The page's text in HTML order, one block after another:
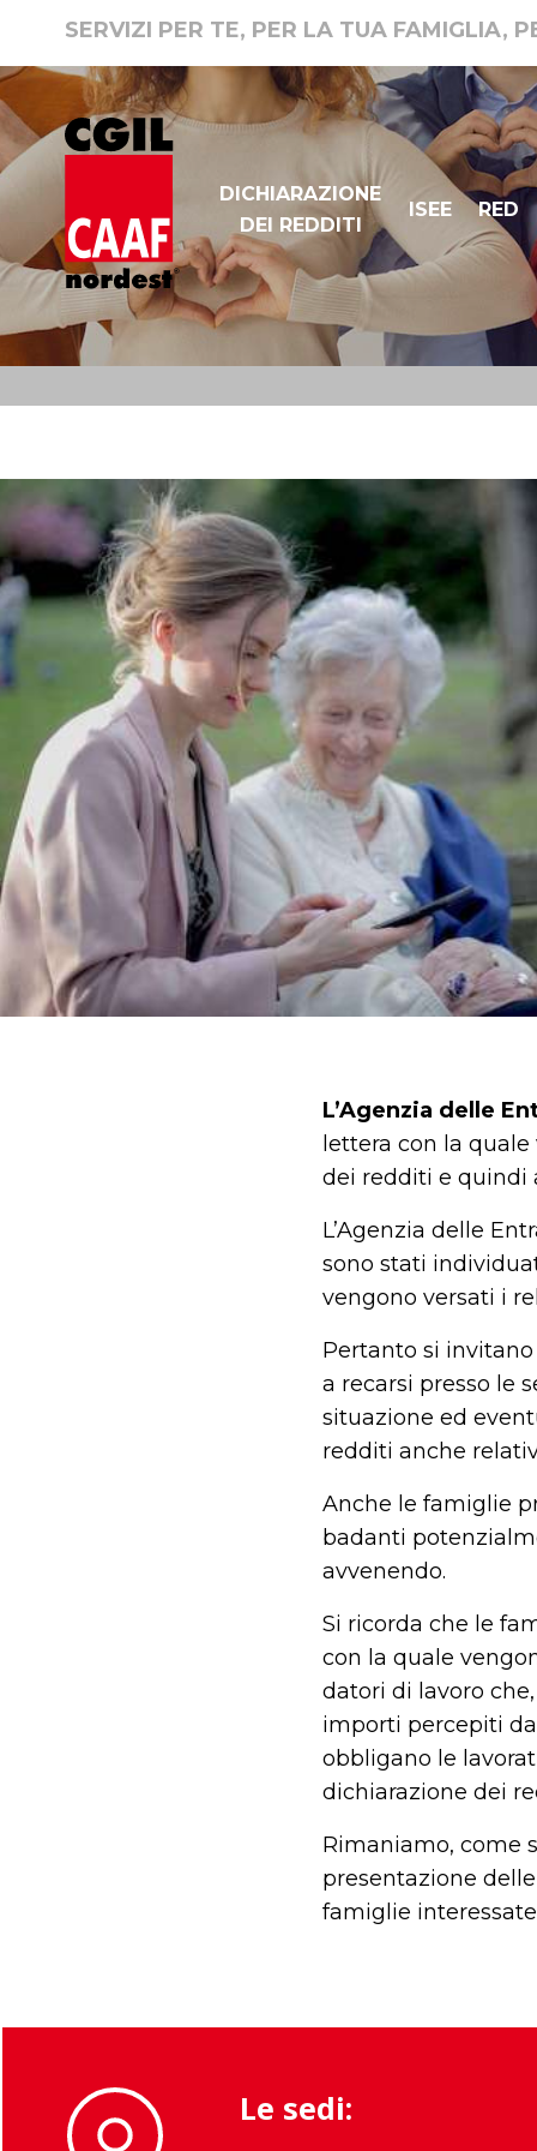
SERVIZI PER TE, PER LA TUA FAMIGLIA,
DICHIARAZIONE
DEI REDDITI
ISEE
RED
L’Agenzia delle
lettera con la
dei redditi e quindi
L’Agenzia delle
sono stati
vengono versati i
Pertanto si
a recarsi presso le
situazione ed
redditi anche
Anche le famiglie
badanti
avvenendo.
Si ricorda che le
con la quale
datori di lavoro
importi percepiti
obbligano le
dichiarazione dei
Rimaniamo, come
presentazione
famiglie
Le sedi: